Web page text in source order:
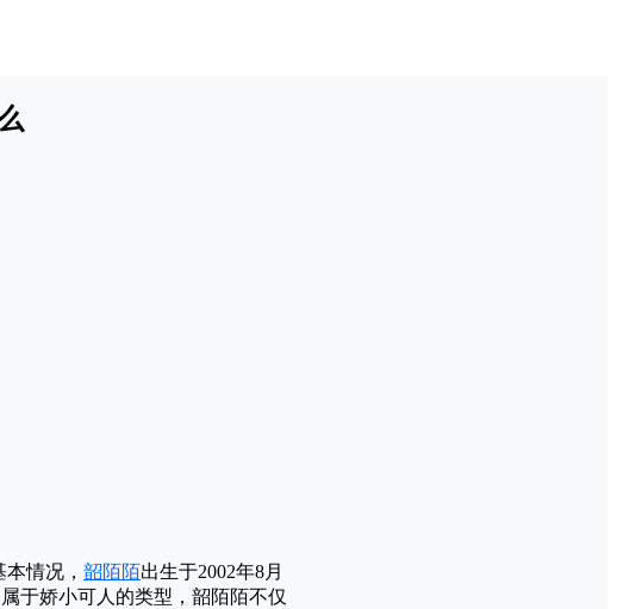
情况， 韶陌陌出生于2002年8月
于娇小可人的类型，韶陌陌不仅